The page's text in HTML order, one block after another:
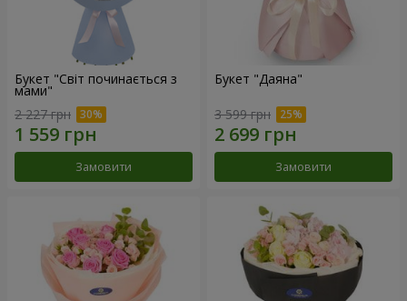
Букет "Світ починається з
мами"
2 227 грн
Замовити
Букет "Даяна"
3 599 грн
Замовити